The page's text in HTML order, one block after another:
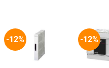
-12% -12%